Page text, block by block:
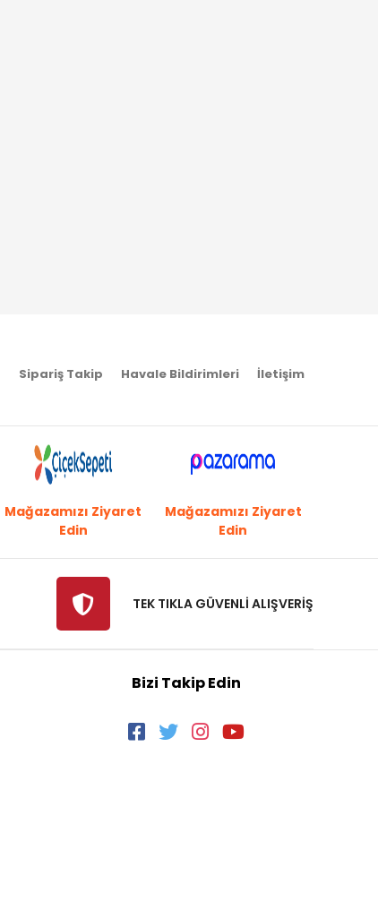
Sipariş Takip Havale Bildirimleri İletişim
Mağazamızı Ziyaret
Edin
Mağazamızı Ziyaret
Edin
TEK TIKLA GÜVENLİ ALIŞVERİŞ
Bizi Takip Edin